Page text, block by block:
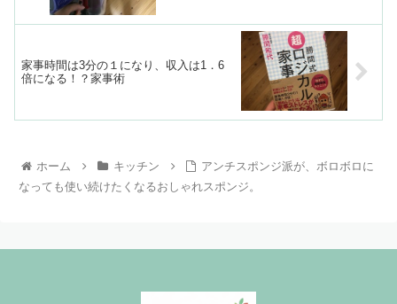
家事時間は3分の１になり、収入は1．6
倍になる！？家事術
ホーム キッチン
アンチスポンジ派が、ボロボロに
なっても使い続けたくなるおしゃれスポンジ。